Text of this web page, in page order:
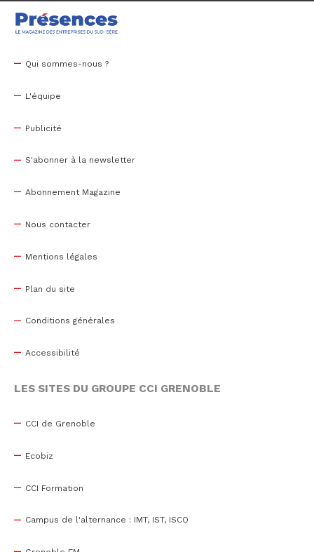
Qui sommes-nous ?
L'équipe
Publicité
S'abonner à la newsletter
Abonnement Magazine
Nous contacter
Mentions légales
Plan du site
Conditions générales
Accessibilité
LES SITES DU GROUPE CCI GRENOBLE
CCI de Grenoble
Ecobiz
CCI Formation
Campus de l'alternance : IMT, IST, ISCO